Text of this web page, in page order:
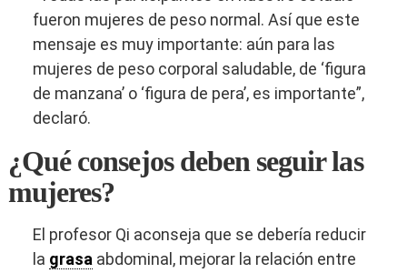
fueron mujeres de peso normal. Así que este
mensaje es muy importante: aún para las
mujeres de peso corporal saludable, de ‘figura
de manzana’ o ‘figura de pera’, es importante”,
declaró.
¿Qué consejos deben seguir las
mujeres?
El profesor Qi aconseja que se debería reducir
la grasaabdominal, mejorar la relación entre